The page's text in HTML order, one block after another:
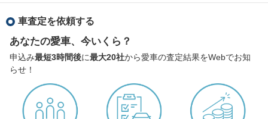
車査定を依頼する
あなたの愛車、今いくら？
申込み最短3時間後に最大20社から愛車の査定結果をWebでお知
らせ！